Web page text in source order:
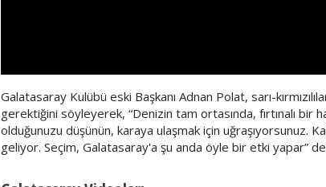
Galatasaray Kulübü eski Başkanı Adnan Polat, sarı-
gerektiğini söyleyerek, “Denizin tam ortasında, fırtınalı bir
olduğunuzu düşünün, karaya ulaşmak için uğraşıyorsunuz.
geliyor. Seçim, Galatasaray'a şu anda öyle bir etki yapar”